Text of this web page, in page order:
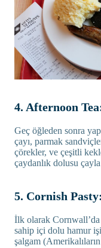
4. Afternoon
Geç öğleden sonra
çayı, parmak
çörekler, ve çeşitli
çaydanlık dolusu
5. Cornish Pasty:
İlk olarak Cornwall’da
sahip içi dolu hamur
şalgam